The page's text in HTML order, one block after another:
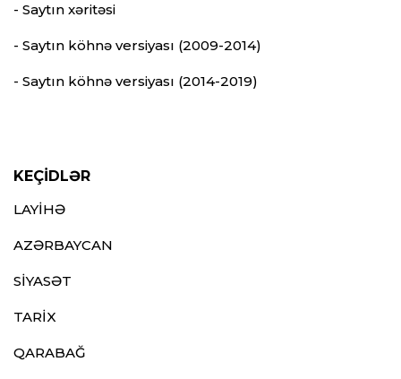
- Saytın xəritəsi
- Saytın köhnə versiyası (2009-2014)
- Saytın köhnə versiyası (2014-2019)
KEÇİDLƏR
LAYİHƏ
AZƏRBAYCAN
SİYASƏT
TARİX
QARABAĞ